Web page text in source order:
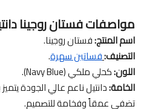
مواصفات فستان روجينا
اسم المنتج:فستان روجينا.
التصنيف:فساتين سهرة.
اللون:كحلي ملكي (Navy Blue).
الخامة:دانتيل ناعم عالي الجودة
تضفي عمقاً وفخامة للتصميم.